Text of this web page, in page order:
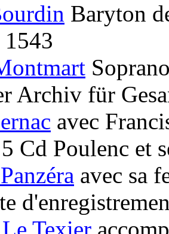
Baryton
Archiv für
avec
Cd Poulenc et
avec sa